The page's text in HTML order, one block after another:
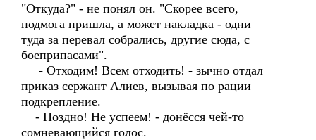
"Откуда?" - не понял он. "Скорее всего,
подмога пришла, а может накладка - одни
туда за перевал собрались, другие сюда, с
боеприпасами".
- Отходим! Всем отходить! - зычно отдал
приказ сержант Алиев, вызывая по рации
подкрепление.
- Поздно! Не успеем! - донёсся чей-то
сомневающийся голос.